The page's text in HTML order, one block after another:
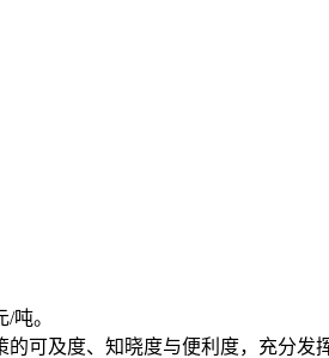
吨。
可及度、知晓度与便利度，充分发